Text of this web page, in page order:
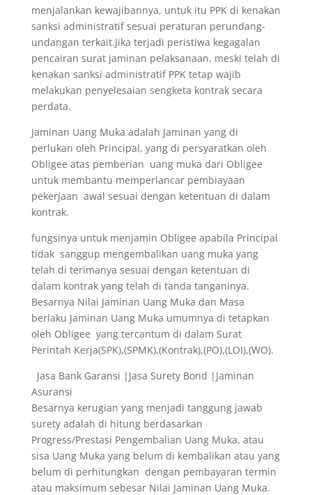
menjalankan kewajibannya, untuk itu PPK di kenakan
sanksi administratif sesuai peraturan perundang-
undangan terkait.Jika terjadi peristiwa kegagalan
pencairan surat jaminan pelaksanaan, meski telah di
kenakan sanksi administratif PPK tetap wajib
melakukan penyelesaian sengketa kontrak secara
perdata.
Jaminan Uang Muka adalah Jaminan yang di
perlukan oleh Principal, yang di persyaratkan oleh
Obligee atas pemberian uang muka dari Obligee
untuk membantu memperlancar pembiayaan
pekerjaan awal sesuai dengan ketentuan di dalam
kontrak.
fungsinya untuk menjamin Obligee apabila Principal
tidak sanggup mengembalikan uang muka yang
telah di terimanya sesuai dengan ketentuan di
dalam kontrak yang telah di tanda tanganinya.
Besarnya Nilai Jaminan Uang Muka dan Masa
berlaku Jaminan Uang Muka umumnya di tetapkan
oleh Obligee yang tercantum di dalam Surat
Perintah Kerja(SPK),(SPMK),(Kontrak),(PO),(LOI),(WO).
Jasa Bank Garansi |Jasa Surety Bond |Jaminan
Asuransi
Besarnya kerugian yang menjadi tanggung jawab
surety adalah di hitung berdasarkan
Progress/Prestasi Pengembalian Uang Muka, atau
sisa Uang Muka yang belum di kembalikan atau yang
belum di perhitungkan dengan pembayaran termin
atau maksimum sebesar Nilai Jaminan Uang Muka.